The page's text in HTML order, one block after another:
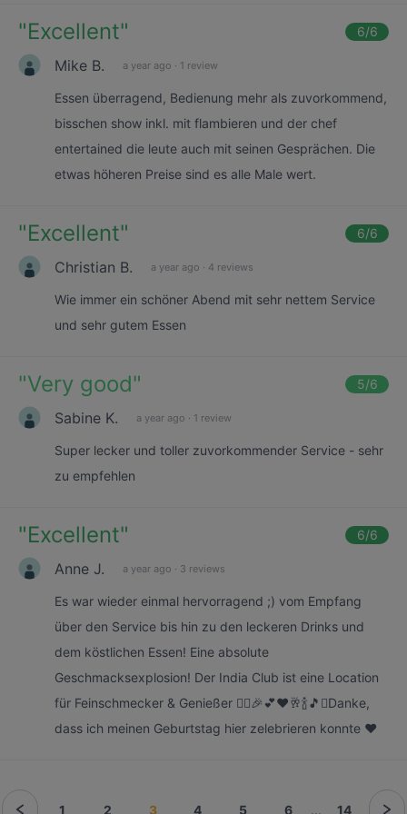
"Excellent" 6/6
Mike B. a year ago · 1 review
Essen überragend, Bedienung mehr als zuvorkommend,
bisschen show inkl. mit flambieren und der chef
entertained die leute auch mit seinen Gesprächen. Die
etwas höheren Preise sind es alle Male wert.
"Excellent" 6/6
Christian B. a year ago · 4 reviews
Wie immer ein schöner Abend mit sehr nettem Service
und sehr gutem Essen
"Very good" 5/6
Sabine K. a year ago · 1 review
Super lecker und toller zuvorkommender Service - sehr
zu empfehlen
"Excellent" 6/6
Anne J. a year ago · 3 reviews
Es war wieder einmal hervorragend ;) vom Empfang
über den Service bis hin zu den leckeren Drinks und
dem köstlichen Essen! Eine absolute
Geschmacksexplosion! Der India Club ist eine Location
für Feinschmecker & Genießer 🙋‍♀️🎉💕❤️🥂🍾🎵⏰Danke,
dass ich meinen Geburtstag hier zelebrieren konnte ❤️
1 2 3 4 5 6 ... 14